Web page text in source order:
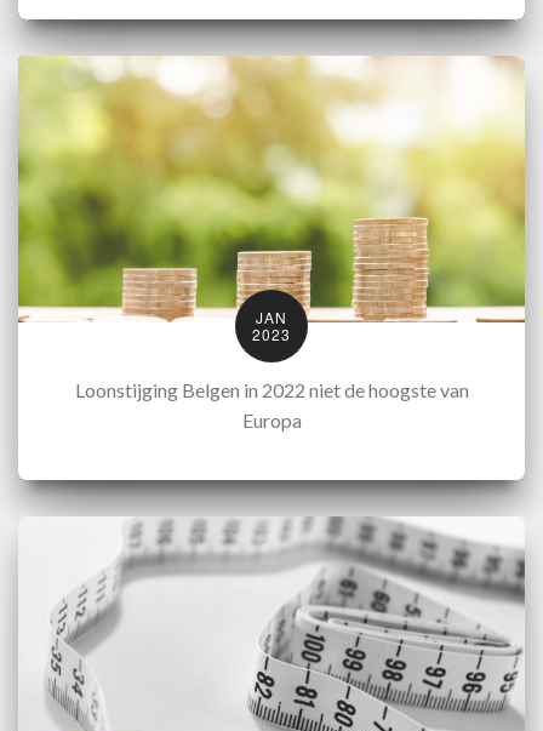
JAN
2023
Loonstijging Belgen in 2022 niet de hoogste van
Europa